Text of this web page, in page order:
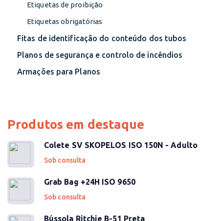
Etiquetas de proibição
Etiquetas obrigatórias
Fitas de identificação do conteúdo dos tubos
Planos de segurança e controlo de incêndios
Armações para Planos
Produtos em destaque
Colete SV SKOPELOS ISO 150N - Adulto
Sob consulta
Grab Bag +24H ISO 9650
Sob consulta
Bússola Ritchie B-51 Preta